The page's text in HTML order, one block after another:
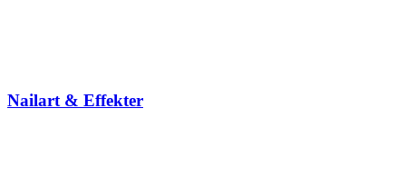
Nailart & Effekter